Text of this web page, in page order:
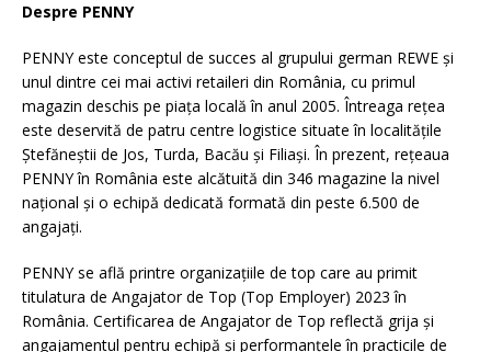
Despre PENNY
PENNY este conceptul de succes al grupului german REWE și
unul dintre cei mai activi retaileri din România, cu primul
magazin deschis pe piața locală în anul 2005. Întreaga rețea
este deservită de patru centre logistice situate în localitățile
Ștefăneștii de Jos, Turda, Bacău și Filiași. În prezent, rețeaua
PENNY în România este alcătuită din 346 magazine la nivel
național și o echipă dedicată formată din peste 6.500 de
angajați.
PENNY se află printre organizațiile de top care au primit
titulatura de Angajator de Top (Top Employer) 2023 în
România. Certificarea de Angajator de Top reflectă grija și
angajamentul pentru echipă și performanțele în practicile de